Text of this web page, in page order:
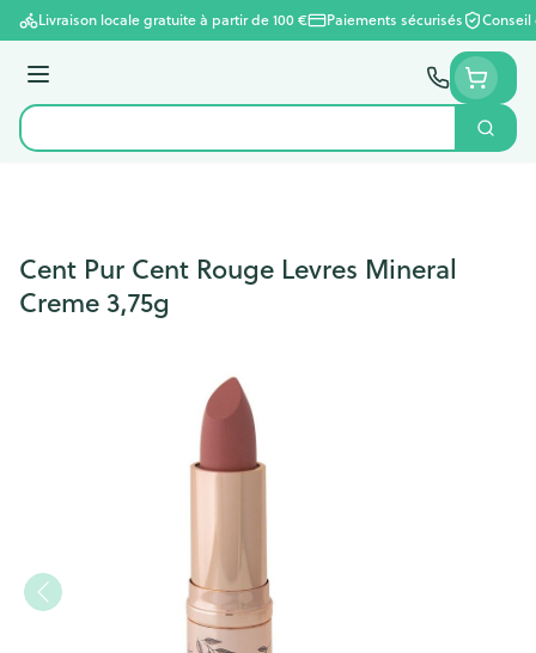
Aller au contenu
Livraison locale gratuite à partir de 100 € Paiements sécurisés
Menu
Rechercher
Cent Pur Cent Rouge Levres Mineral
Creme 3,75g